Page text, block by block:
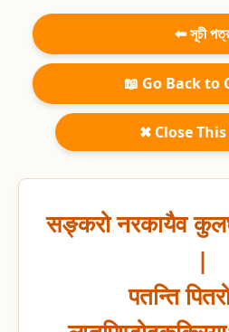
⬅ সূচী
📖 Go Back to
✖ Close
सङ्करो नरकायैव
|
पतन्ति